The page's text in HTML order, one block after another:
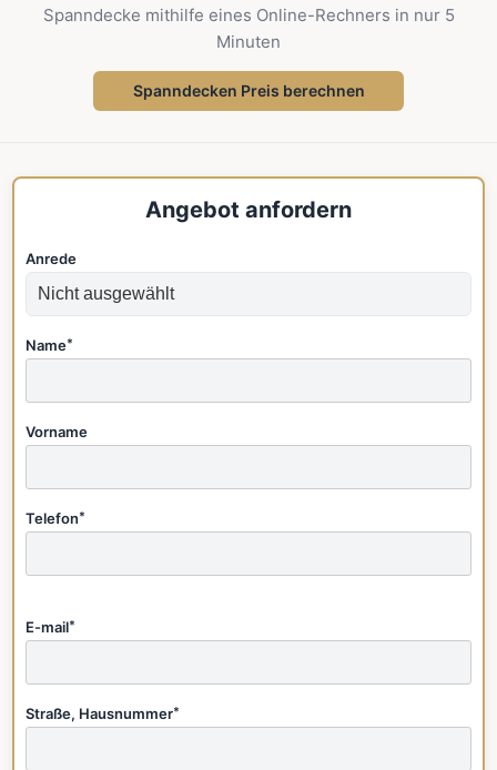
Spanndecke mithilfe eines Online-Rechners in nur 5
Minuten
Spanndecken Preis berechnen
Angebot anfordern
Anrede
Name*
Vorname
Telefon*
E-mail*
Straße, Hausnummer*